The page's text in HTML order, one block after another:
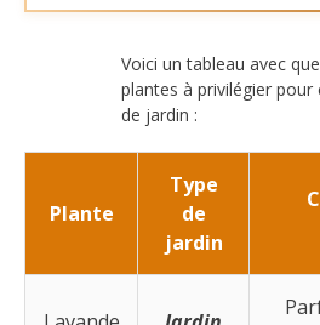
Voici un tableau avec
plantes à privilégier pour
de jardin :
Plante
Type
de
jardin